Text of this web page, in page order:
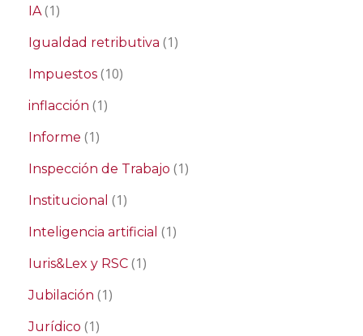
IA(1)
Igualdad retributiva (1)
Impuestos (10)
inflacción (1)
Informe (1)
Inspección de Trabajo (1)
Institucional (1)
Inteligencia artificial (1)
Iuris&Lex y RSC (1)
Jubilación (1)
Jurídico (1)